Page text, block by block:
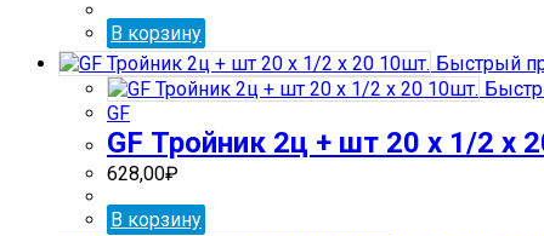
В корзину
Быстрый
GF
GF Тройник 2ц + шт 20 х 1/2 х
628,00₽
В корзину